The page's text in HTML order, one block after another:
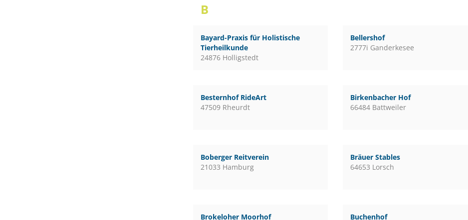
B
Bayard-Praxis für Holistische
Tierheilkunde
24876 Holligstedt
Bellershof
2777i Ganderkesee
Besternhof RideArt
47509 Rheurdt
Birkenbacher Hof
66484 Battweiler
Boberger Reitverein
21033 Hamburg
Bräuer Stables
64653 Lorsch
Brokeloher Moorhof Buchenhof